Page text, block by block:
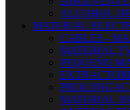
ALCOHOL
MATERIAL
CABLES -
MATERIAL
PEQUEÑO
MATERIAL